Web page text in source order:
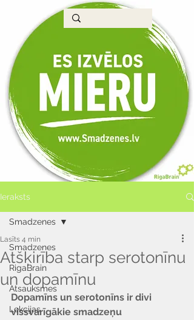
Ieraksts
Smadzenes
RigaBrain
Atsauksmes
Lekcijas
Smadzenes
Atšķirība starp serotonīnu
un dopamīnu
Lasīts 4 min
Dopamīns un serotonīns ir divi
vissvarīgākie smadzeņu